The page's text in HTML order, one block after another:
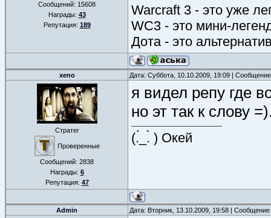
Сообщений: 15608
Награды: 43
Репутация: 189
Warcraft 3 - это уже
WC3 - это мини-
Дота - это
xeno Дата: Суббота, 10.10.2009, 19:09 |
Стратег
Проверенные
Сообщений: 2838
Награды: 6
Репутация: 47
я видел репу где
но эт так к слову
(.́_.̀ ) Окей
Admin Дата: Вторник, 13.10.2009, 19:58 |